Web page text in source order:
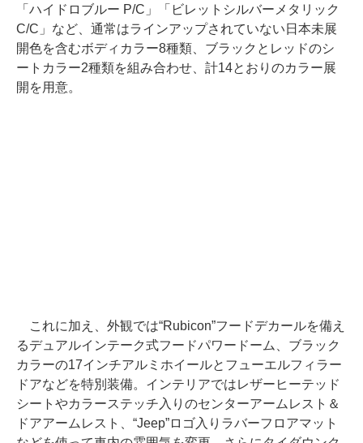
「ハイドロブルー P/C」「ビレットシルバーメタリック
C/C」など、通常はラインアップされていない日本未展
開色を含むボディカラー8種類、ブラックとレッドのシ
ートカラー2種類を組み合わせ、計14とおりのカラー展
開を用意。
これに加え、外観では“Rubicon”フードデカールを備え
るデュアルインテーク式フードパワードーム、ブラック
カラーの17インチアルミホイールとフューエルフィラー
ドアなどを特別装備。インテリアではレザーヒーテッド
シートやカラーステッチ入りのセンターアームレスト＆
ドアアームレスト、“Jeep”ロゴ入りラバーフロアマット